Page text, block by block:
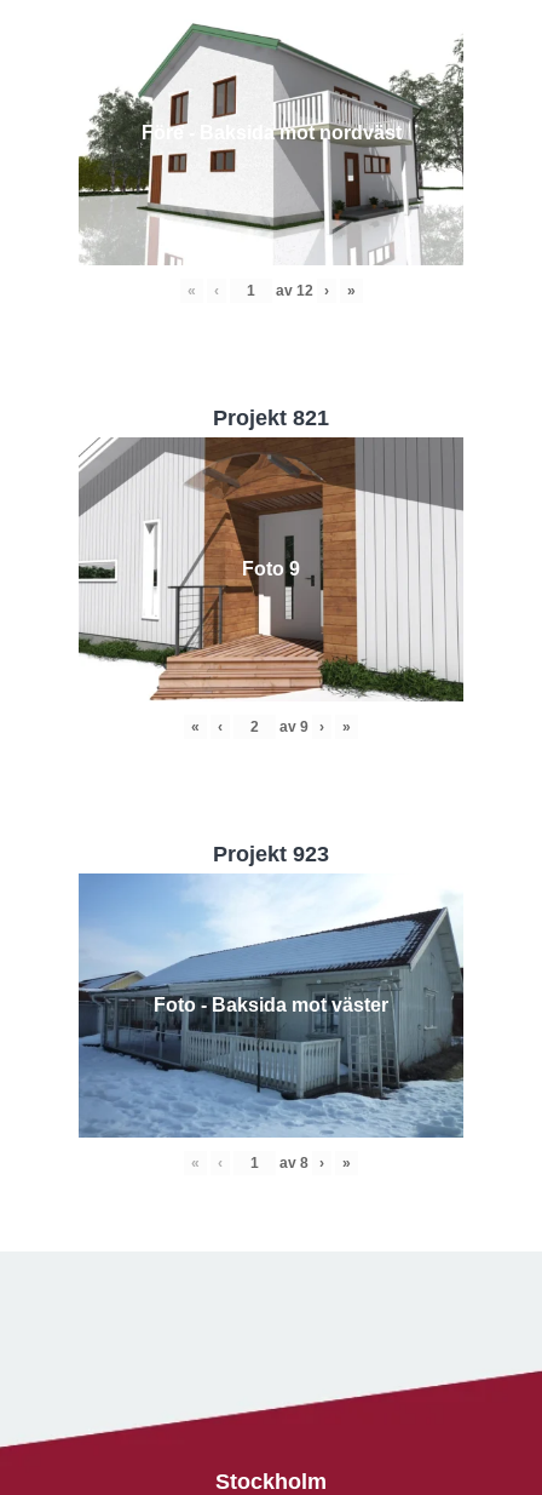
Före - Baksida mot nordväst
« ‹ av 12 › »
Projekt 821
Foto 9
« ‹ av 9 › »
Projekt 923
Foto - Baksida mot väster
« ‹ av 8 › »
Stockholm